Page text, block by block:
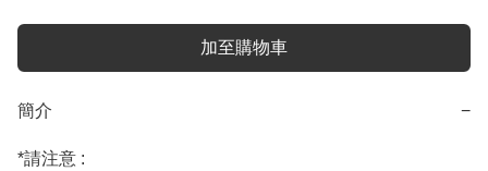
加至購物車
簡介 −
*請注意 :